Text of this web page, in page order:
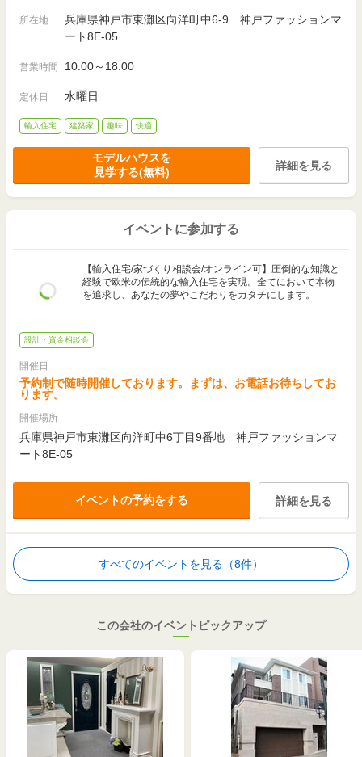
所在地
兵庫県神戸市東灘区向洋町中6-9 神戸ファッションマ
ート8E-05
営業時間 10:00～18:00
定休日 水曜日
輸入住宅 建築家 趣味 快適
モデルハウスを
見学する(無料)
詳細を見る
イベントに参加する
【輸入住宅/家づくり相談会/オンライン可】圧倒的な知識と
経験で欧米の伝統的な輸入住宅を実現。全てにおいて本物
を追求し、あなたの夢やこだわりをカタチにします。
設計・資金相談会
開催日
予約制で随時開催しております。まずは、お電話お待ちしてお
ります。
開催場所
兵庫県神戸市東灘区向洋町中6丁目9番地 神戸ファッションマ
ート8E-05
イベントの予約をする 詳細を見る
すべてのイベントを見る（8件）
この会社のイベントピックアップ